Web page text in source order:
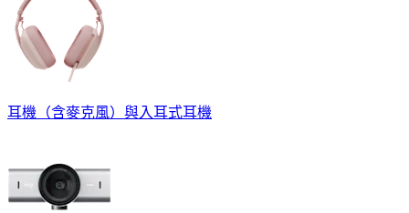
耳機（含麥克風）與入耳式耳機